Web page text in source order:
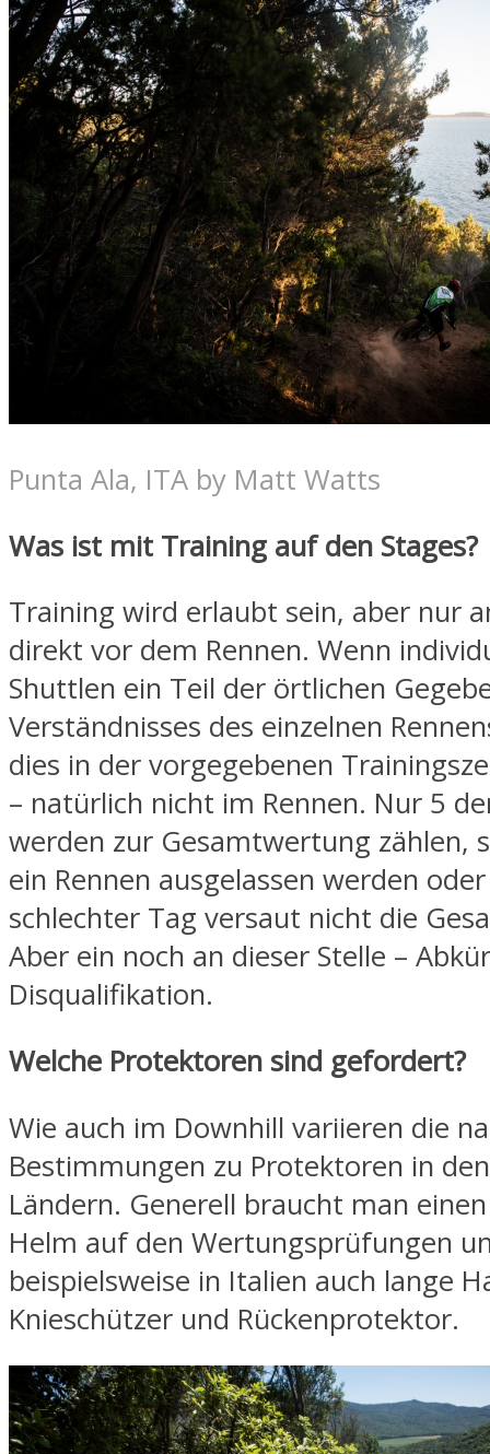
Punta Ala, ITA by Matt Watts
Was ist mit Training auf den Stages?
Training wird erlaubt sein, aber nur
direkt vor dem Rennen. Wenn
Shuttlen ein Teil der örtlichen
Verständnisses des einzelnen
dies in der vorgegebenen
– natürlich nicht im Rennen. Nur 5
werden zur Gesamtwertung zählen,
ein Rennen ausgelassen werden
schlechter Tag versaut nicht die
Aber ein noch an dieser Stelle –
Disqualifikation.
Welche Protektoren sind gefordert?
Wie auch im Downhill variieren die
Bestimmungen zu Protektoren in
Ländern. Generell braucht man
Helm auf den Wertungsprüfungen
beispielsweise in Italien auch lange
Knieschützer und Rückenprotektor.